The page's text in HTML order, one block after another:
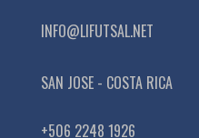
INFO@LIFUTSAL.NET
SAN JOSE - COSTA RICA
+506 2248 1926